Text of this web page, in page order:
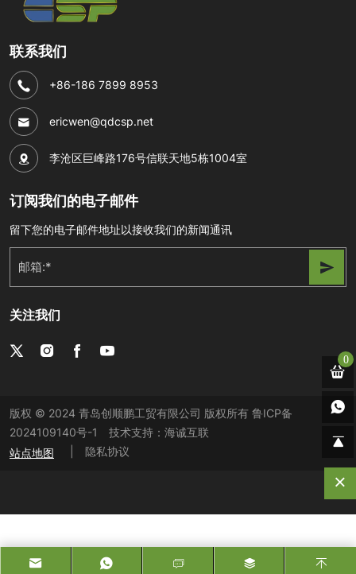
联系我们
+86-186 7899 8953
ericwen@qdcsp.net
李沧区巨峰路176号信联天地5栋1004室
订阅我们的电子邮件
留下您的电子邮件地址以接收我们的新闻通讯
关注我们
版权 © 2024 青岛创顺鹏工贸有限公司 版权所有 鲁ICP备
2024109140号-1
技术支持：海诚互联
站点地图
隐私协议
0